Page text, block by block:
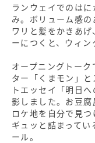
ランウェイでのは
み。ボリューム感
ワリと髪をかきあ
ーにつくと、ウィ
オープニングトー
ター「くまモン」
トエッセイ「明日
影しました。お豆
ロケ地を自分で見
ギュッと詰まって
ール。